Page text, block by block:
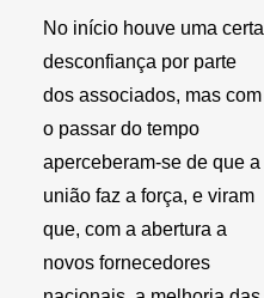
No início houve uma certa
desconfiança por parte
dos associados, mas com
o passar do tempo
aperceberam-se de que a
união faz a força, e viram
que, com a abertura a
novos fornecedores